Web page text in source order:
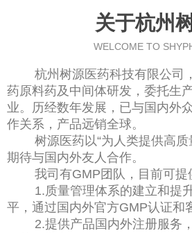
关于杭州
WELCOME TO
杭州树源医药科技有限公司
药原料药及中间体研发，委托生
业。历经数年发展，已与国内外
作关系，产品远销全球。
树源医药以“为人类提供高质
期待与国内外友人合作。
我司有GMP团队，目前可提
1.质量管理体系的建立和提升
平，通过国内外官方GMP认证和
2.提供产品国内外注册服务，